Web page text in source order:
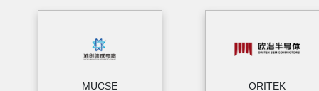
MUCSE ORITEK